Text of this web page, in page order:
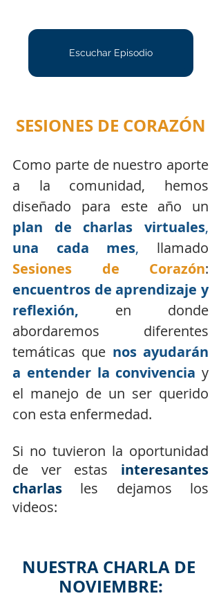
Escuchar Episodio
SESIONES DE CORAZÓN
Como parte de nuestro aporte
a la comunidad, hemos
plan de charlas virtuales
una cada mes,
Sesiones de Corazón
encuentros de aprendizaje y
reflexión, en donde
abordaremos diferentes
temáticas que nos ayudarán
a entender la convivencia y
el manejo de un ser querido
con esta enfermedad.
Si no tuvieron la oportunidad
de ver estas interesantes
charlas
les dejamos los
videos:
NUESTRA CHARLA DE
NOVIEMBRE: